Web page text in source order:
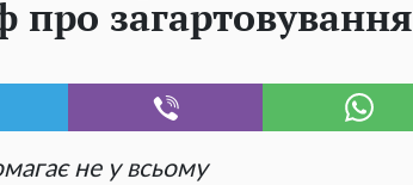
загартовування
не у всьому